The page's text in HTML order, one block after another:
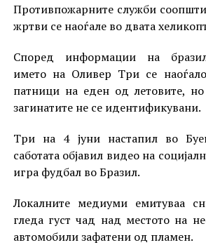
Противпожарните служби
жртви се наоѓале во двата
Според информации на
името на Оливер Три се
патници на еден од летовите, но
загинатите не се идентификувани.
Три на 4 јуни настапил во
саботата објавил видео на
игра фудбал во Бразил.
Локалните медиуми емитуваа
гледа густ чад над местото на
автомобили зафатени од пламен.